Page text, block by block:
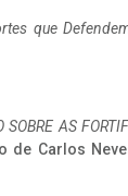
que
SOBRE AS
de Carlos